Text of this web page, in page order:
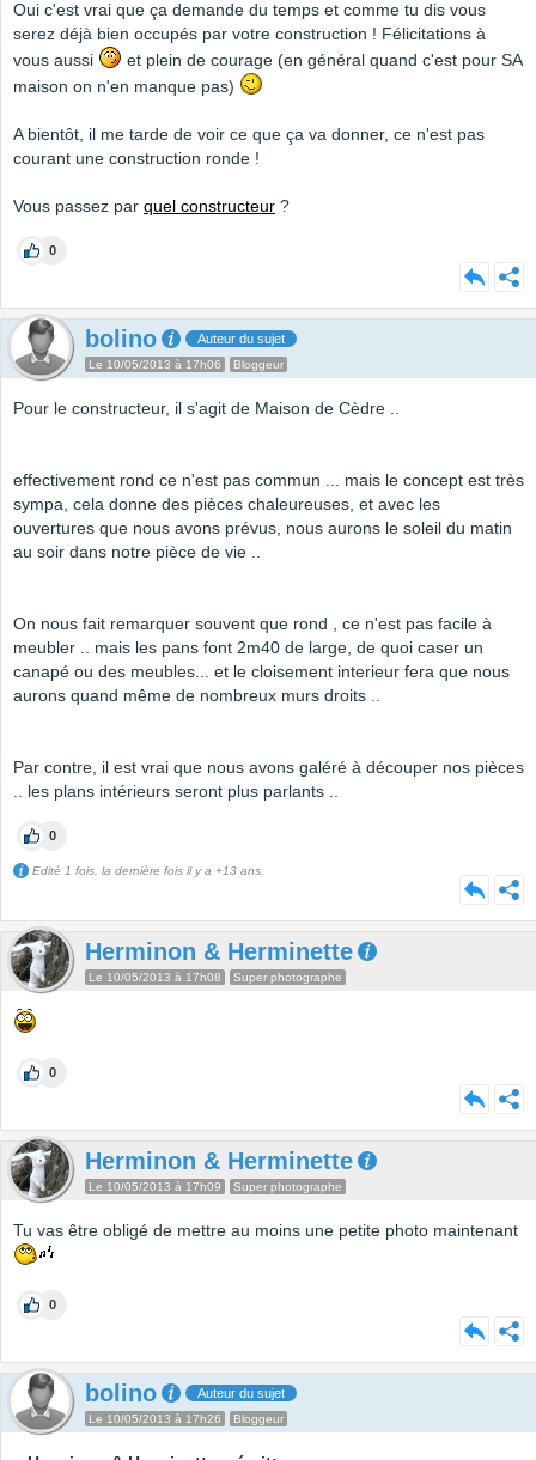
Oui c'est vrai que ça demande du temps et comme tu dis vous
serez déjà bien occupés par votre construction ! Félicitations à
vous aussi
et plein de courage (en général quand c'est pour SA
maison on n'en manque pas)
A bientôt, il me tarde de voir ce que ça va donner, ce n'est pas
courant une construction ronde !
Vous passez par quel constructeur ?
0
bolino Auteur du sujet
Le 10/05/2013 à 17h06 Bloggeur
Pour le constructeur, il s'agit de Maison de Cèdre ..
effectivement rond ce n'est pas commun ... mais le concept est très
sympa, cela donne des pièces chaleureuses, et avec les
ouvertures que nous avons prévus, nous aurons le soleil du matin
au soir dans notre pièce de vie ..
On nous fait remarquer souvent que rond , ce n'est pas facile à
meubler .. mais les pans font 2m40 de large, de quoi caser un
canapé ou des meubles... et le cloisement interieur fera que nous
aurons quand même de nombreux murs droits ..
Par contre, il est vrai que nous avons galéré à découper nos pièces
.. les plans intérieurs seront plus parlants ..
0
Edité 1 fois, la dernière fois il y a +13 ans.
Herminon & Herminette
Le 10/05/2013 à 17h08 Super photographe
0
Herminon & Herminette
Le 10/05/2013 à 17h09 Super photographe
Tu vas être obligé de mettre au moins une petite photo maintenant
0
bolino Auteur du sujet
Le 10/05/2013 à 17h26 Bloggeur